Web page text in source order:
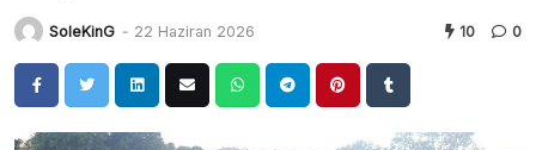
SoleKinG - 22 Haziran 2026 10 0